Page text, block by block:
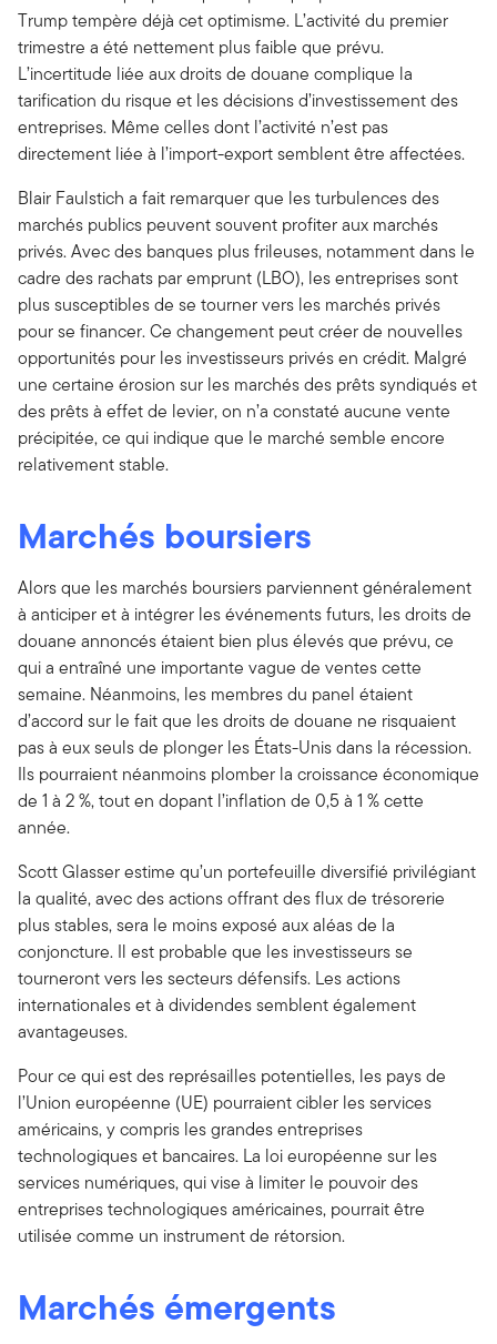
Trump tempère déjà cet optimisme. L’activité du premier
trimestre a été nettement plus faible que prévu.
L’incertitude liée aux droits de douane complique la
tarification du risque et les décisions d’investissement des
entreprises. Même celles dont l’activité n’est pas
directement liée à l’import-export semblent être affectées.
Blair Faulstich a fait remarquer que les turbulences des
marchés publics peuvent souvent profiter aux marchés
privés. Avec des banques plus frileuses, notamment dans le
cadre des rachats par emprunt (LBO), les entreprises sont
plus susceptibles de se tourner vers les marchés privés
pour se financer. Ce changement peut créer de nouvelles
opportunités pour les investisseurs privés en crédit. Malgré
une certaine érosion sur les marchés des prêts syndiqués et
des prêts à effet de levier, on n’a constaté aucune vente
précipitée, ce qui indique que le marché semble encore
relativement stable.
Marchés boursiers
Alors que les marchés boursiers parviennent généralement
à anticiper et à intégrer les événements futurs, les droits de
douane annoncés étaient bien plus élevés que prévu, ce
qui a entraîné une importante vague de ventes cette
semaine. Néanmoins, les membres du panel étaient
d’accord sur le fait que les droits de douane ne risquaient
pas à eux seuls de plonger les États-Unis dans la récession.
Ils pourraient néanmoins plomber la croissance économique
de 1 à 2 %, tout en dopant l’inflation de 0,5 à 1 % cette
année.
Scott Glasser estime qu’un portefeuille diversifié privilégiant
la qualité, avec des actions offrant des flux de trésorerie
plus stables, sera le moins exposé aux aléas de la
conjoncture. Il est probable que les investisseurs se
tourneront vers les secteurs défensifs. Les actions
internationales et à dividendes semblent également
avantageuses.
Pour ce qui est des représailles potentielles, les pays de
l’Union européenne (UE) pourraient cibler les services
américains, y compris les grandes entreprises
technologiques et bancaires. La loi européenne sur les
services numériques, qui vise à limiter le pouvoir des
entreprises technologiques américaines, pourrait être
utilisée comme un instrument de rétorsion.
Marchés émergents